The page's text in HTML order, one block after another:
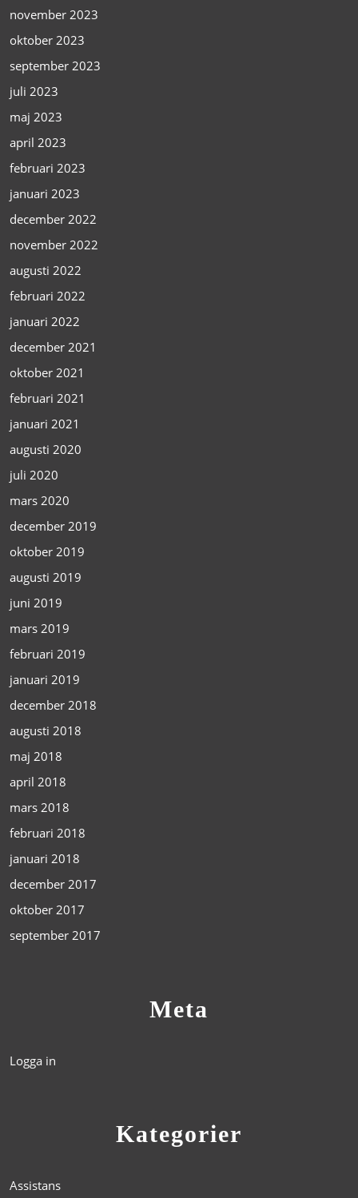
november 2023
oktober 2023
september 2023
juli 2023
maj 2023
april 2023
februari 2023
januari 2023
december 2022
november 2022
augusti 2022
februari 2022
januari 2022
december 2021
oktober 2021
februari 2021
januari 2021
augusti 2020
juli 2020
mars 2020
december 2019
oktober 2019
augusti 2019
juni 2019
mars 2019
februari 2019
januari 2019
december 2018
augusti 2018
maj 2018
april 2018
mars 2018
februari 2018
januari 2018
december 2017
oktober 2017
september 2017
Meta
Logga in
Kategorier
Assistans